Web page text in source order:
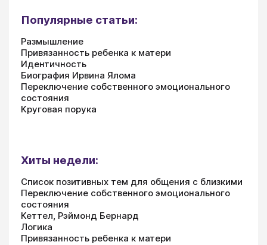
Популярные статьи:
Размышление
Привязанность ребенка к матери
Идентичность
Биография Ирвина Ялома
Переключение собственного эмоционального
состояния
Круговая порука
Хиты недели:
Список позитивных тем для общения с близкими
Переключение собственного эмоционального
состояния
Кеттел, Рэймонд Бернард
Логика
Привязанность ребенка к матери